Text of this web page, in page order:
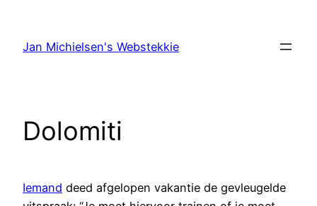
Jan Michielsen's Webstekkie
Dolomiti
Iemand deed afgelopen vakantie de gevleugelde